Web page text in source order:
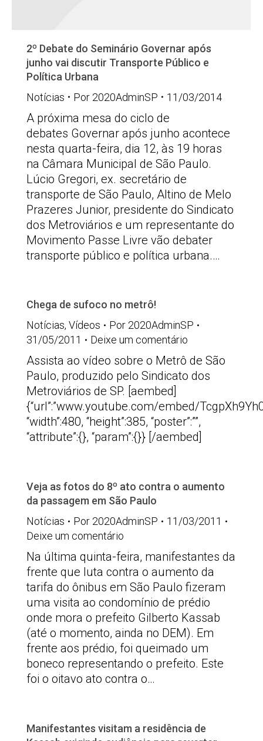
2º Debate do Seminário Governar após
junho vai discutir Transporte Público e
Política Urbana
Notícias
Por 2020AdminSP 11/03/2014
A próxima mesa do ciclo de
debates Governar após junho acontece
nesta quarta-feira, dia 12, às 19 horas
na Câmara Municipal de São Paulo.
Lúcio Gregori, ex. secretário de
transporte de São Paulo, Altino de Melo
Prazeres Junior, presidente do Sindicato
dos Metroviários e um representante do
Movimento Passe Livre vão debater
transporte público e política urbana.…
Chega de sufoco no metrô!
Notícias, Vídeos Por 2020AdminSP
31/05/2011
Deixe um comentário
Assista ao vídeo sobre o Metrô de São
Paulo, produzido pelo Sindicato dos
Metroviários de SP. [aembed]
{“url”:”www.youtube.com/embed/
“width”:480, “height”:385, “poster”:””,
“attribute”:{}, “param”:{}} [/aembed]
Veja as fotos do 8º ato contra o aumento
da passagem em São Paulo
Notícias
Por 2020AdminSP
11/03/2011
Deixe um comentário
Na última quinta-feira, manifestantes da
frente que luta contra o aumento da
tarifa do ônibus em São Paulo fizeram
uma visita ao condomínio de prédio
onde mora o prefeito Gilberto Kassab
(até o momento, ainda no DEM). Em
frente aos prédio, foi queimado um
boneco representando o prefeito. Este
foi o oitavo ato contra o…
Manifestantes visitam a residência de